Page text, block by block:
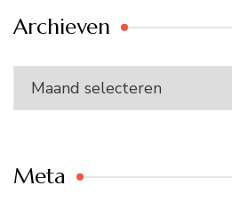
Archieven
Archieven
Meta